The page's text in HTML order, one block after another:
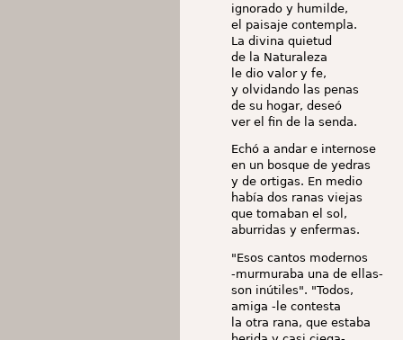
ignorado y humilde,
el paisaje contempla.
La divina quietud
de la Naturaleza
le dio valor y fe,
y olvidando las penas
de su hogar, deseó
ver el fin de la senda.
Echó a andar e internose
en un bosque de yedras
y de ortigas. En medio
había dos ranas viejas
que tomaban el sol,
aburridas y enfermas.
"Esos cantos modernos
-murmuraba una de ellas-
son inútiles". "Todos,
amiga -le contesta
la otra rana, que estaba